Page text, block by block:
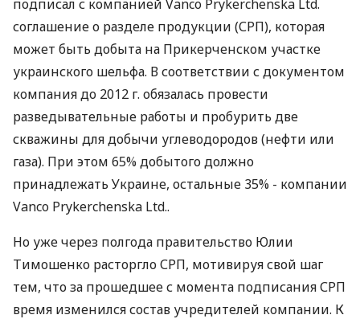
подписал с компанией Vanco Prykerchenska Ltd.
соглашение о разделе продукции (СРП), которая
может быть добыта на Прикерченском участке
украинского шельфа. В соответствии с документом
компания до 2012 г. обязалась провести
разведывательные работы и пробурить две
скважины для добычи углеводородов (нефти или
газа). При этом 65% добытого должно
принадлежать Украине, остальные 35% - компании
Vanco Prykerchenska Ltd..
Но уже через полгода правительство Юлии
Тимошенко расторгло СРП, мотивируя свой шаг
тем, что за прошедшее с момента подписания СРП
время изменился состав учредителей компании. К